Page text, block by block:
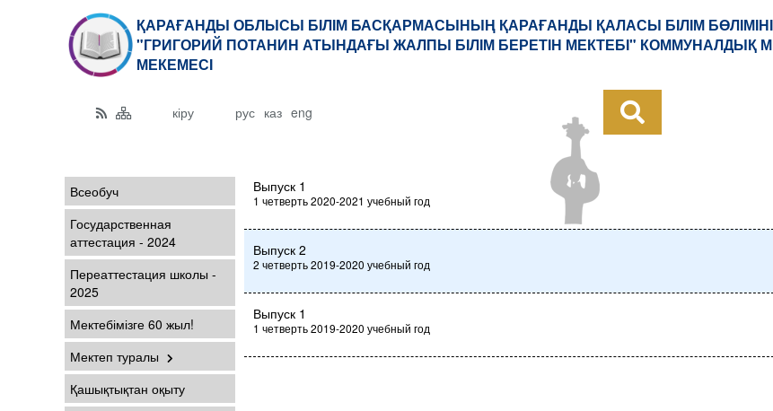
ҚАРАҒАНДЫ ОБЛЫСЫ БІЛІМ БАСҚАРМАСЫНЫҢ ҚАРАҒАНДЫ ҚАЛАСЫ БІЛІМ
"ГРИГОРИЙ ПОТАНИН АТЫНДАҒЫ ЖАЛПЫ БІЛІМ БЕРЕТІН МЕКТЕБІ" КОММУНАЛДЫҚ
МЕКЕМЕСІ
кіру рус каз eng
Всеобуч
Государственная
аттестация - 2024
Переаттестация школы -
2025
Мектебімізге 60 жыл!
Мектеп туралы
Қашықтықтан оқыту
Выпуск 1
1 четверть 2020-2021 учебный год
Выпуск 2
2 четверть 2019-2020 учебный год
Выпуск 1
1 четверть 2019-2020 учебный год